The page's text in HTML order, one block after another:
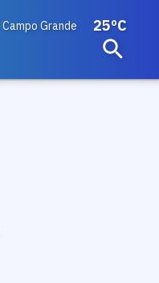
Campo Grande 25ºC